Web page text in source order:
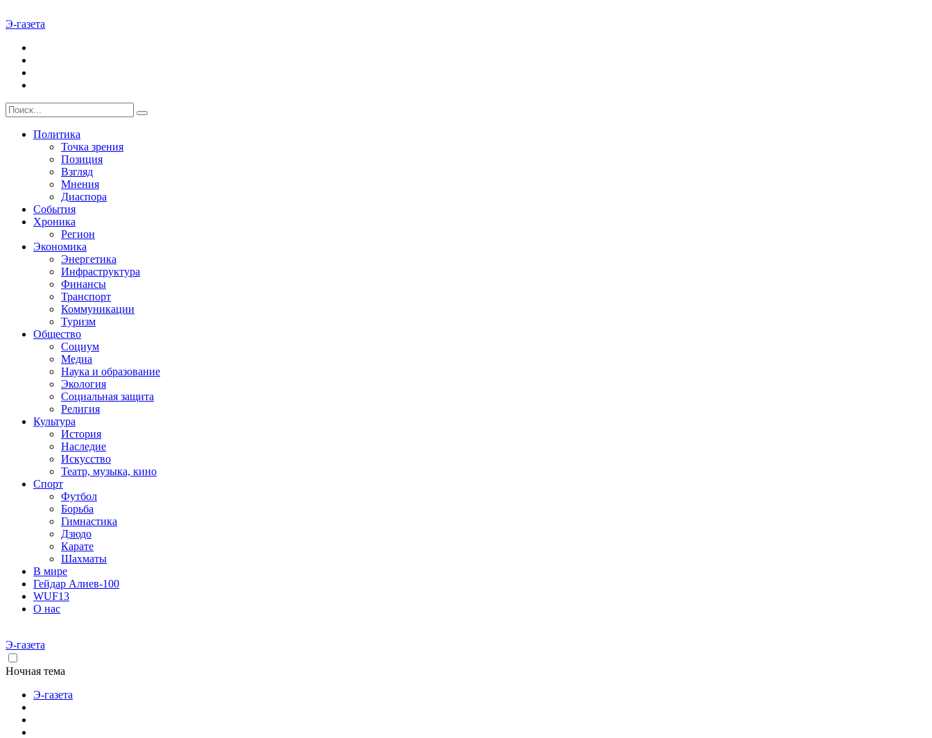
Э-газета
Политика
Точка зрения
Позиция
Взгляд
Мнения
Диаспора
События
Хроника
Регион
Экономика
Энергетика
Инфраструктура
Финансы
Транспорт
Коммуникации
Туризм
Общество
Социум
Медиа
Наука и образование
Экология
Социальная защита
Религия
Культура
История
Наследие
Искусство
Театр, музыка, кино
Спорт
Футбол
Борьба
Гимнастика
Дзюдо
Карате
Шахматы
В мире
Гейдар Алиев-100
WUF13
О нас
Э-газета
Ночная тема
Э-газета